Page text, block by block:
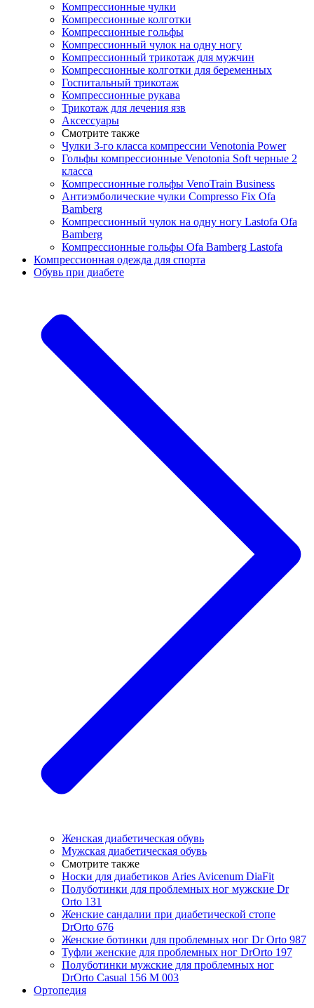
Компрессионные чулки
Компрессионные колготки
Компрессионные гольфы
Компрессионный чулок на одну ногу
Компрессионный трикотаж для мужчин
Компрессионные колготки для беременных
Госпитальный трикотаж
Компрессионные рукава
Трикотаж для лечения язв
Аксессуары
Смотрите также
Чулки 3-го класса компрессии Venotonia Power
Гольфы компрессионные Venotonia Soft черные 2
класса
Компрессионные гольфы VenoTrain Business
Антиэмболические чулки Compresso Fix Ofa
Bamberg
Компрессионный чулок на одну ногу Lastofa Ofa
Bamberg
Компрессионные гольфы Ofa Bamberg Lastofa
Компрессионная одежда для спорта
Обувь при диабете
Женская диабетическая обувь
Мужская диабетическая обувь
Смотрите также
Носки для диабетиков Aries Avicenum DiaFit
Полуботинки для проблемных ног мужские Dr
Orto 131
Женские cандалии при диабетической стопе
DrOrto 676
Женские ботинки для проблемных ног Dr Orto 987
Туфли женские для проблемных ног DrOrto 197
Полуботинки мужские для проблемных ног
DrOrto Casual 156 M 003
Ортопедия